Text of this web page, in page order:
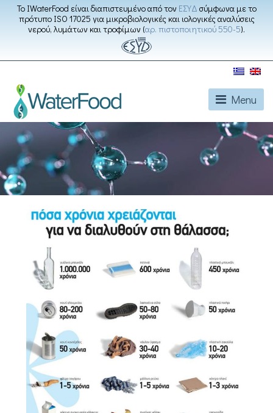
Το IWaterFood είναι διαπιστευμένο από τον ΕΣΥΔ σύμφωνα με το
πρότυπο ISO 17025 για μικροβιολογικές και ιολογικές αναλύσεις
νερού, λυμάτων και τροφίμων (αρ. πιστοποιητικού 550-5).
Menu